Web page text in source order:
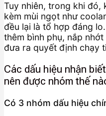
Tuy nhiên, trong khi đó,
kèm mùi ngọt như
đều lại là tổ hợp đáng
thêm bình phụ, nắp
đưa ra quyết định chạy
Các dấu hiệu nhận
nên được nhóm thế
Có 3 nhóm dấu hiệu